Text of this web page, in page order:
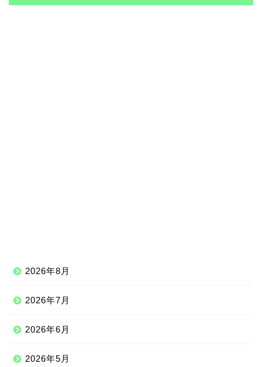
2026年8月
2026年7月
2026年6月
2026年5月